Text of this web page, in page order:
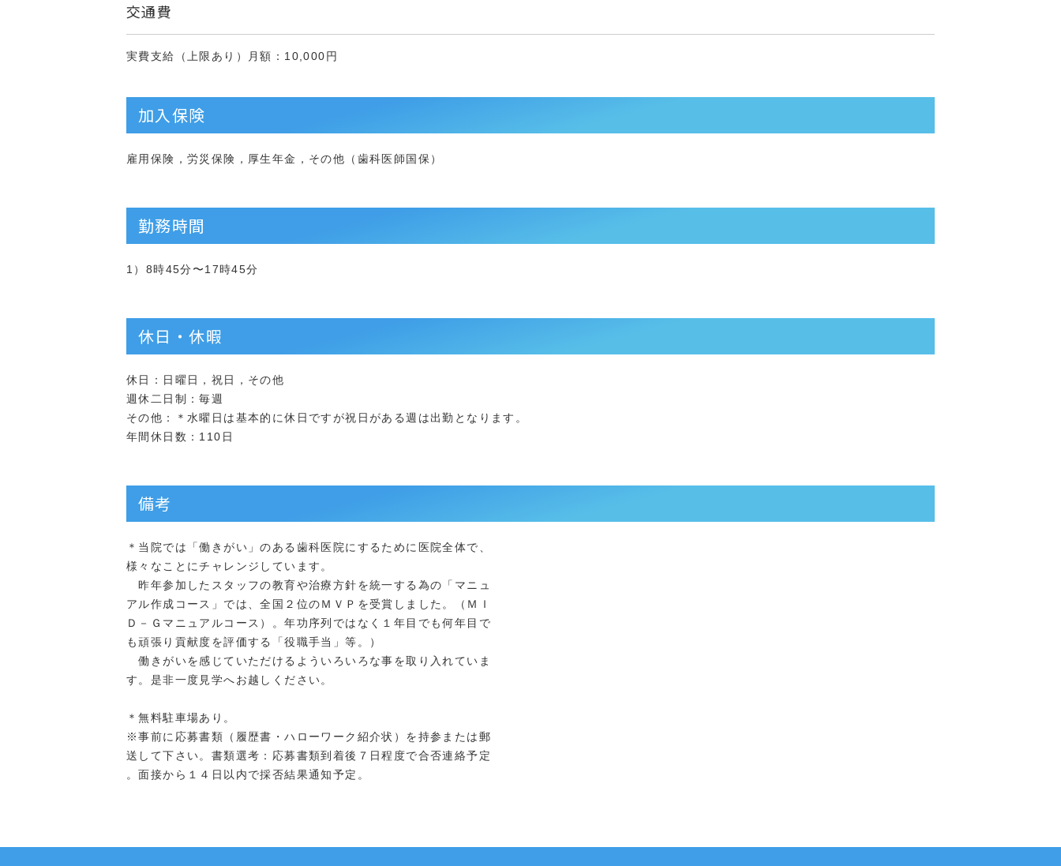
交通費
実費支給（上限あり）月額：10,000円
加入保険
雇用保険，労災保険，厚生年金，その他（歯科医師国保）
勤務時間
1）8時45分〜17時45分
休日・休暇
休日：日曜日，祝日，その他
週休二日制：毎週
その他：＊水曜日は基本的に休日ですが祝日がある週は出勤となります。
年間休日数：110日
備考
＊当院では「働きがい」のある歯科医院にするために医院全体で、
様々なことにチャレンジしています。
昨年参加したスタッフの教育や治療方針を統一する為の「マニュ
アル作成コース」では、全国２位のＭＶＰを受賞しました。（ＭＩ
Ｄ－Ｇマニュアルコース）。年功序列ではなく１年目でも何年目で
も頑張り貢献度を評価する「役職手当」等。）
働きがいを感じていただけるよういろいろな事を取り入れていま
す。是非一度見学へお越しください。
＊無料駐車場あり。
※事前に応募書類（履歴書・ハローワーク紹介状）を持参または郵
送して下さい。書類選考：応募書類到着後７日程度で合否連絡予定
。面接から１４日以内で採否結果通知予定。